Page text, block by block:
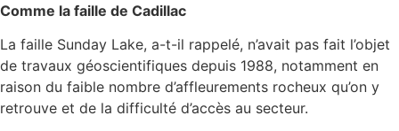
Comme la faille de Cadillac
La faille Sunday Lake, a-t-il rappelé, n’avait pas fait l’objet
de travaux géoscientifiques depuis 1988, notamment en
raison du faible nombre d’affleurements rocheux qu’on y
retrouve et de la difficulté d’accès au secteur.